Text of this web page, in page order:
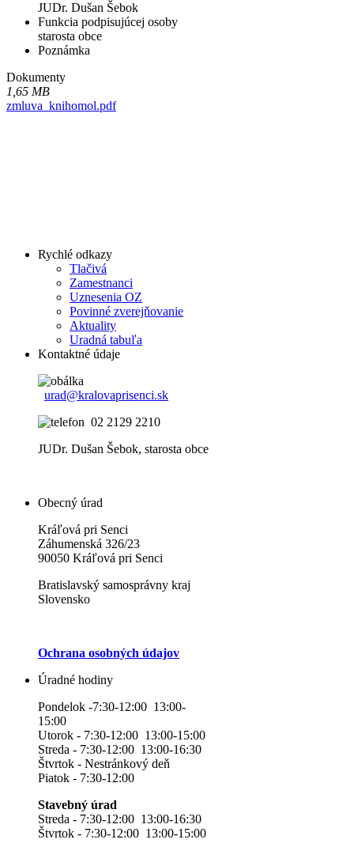
JUDr. Dušan Šebok
Funkcia podpisujúcej osoby
starosta obce
Poznámka
Dokumenty
1,65 MB
zmluva_knihomol.pdf
Rychlé odkazy
Tlačivá
Zamestnanci
Uznesenia OZ
Povinné zverejňovanie
Aktuality
Uradná tabuľa
Kontaktné údaje
urad@kralovaprisenci.sk
02 2129 2210
JUDr. Dušan Šebok, starosta obce
Obecný úrad
Kráľová pri Senci
Záhumenská 326/23
90050 Kráľová pri Senci
Bratislavský samosprávny kraj
Slovensko
Ochrana osobných údajov
Úradné hodiny
Pondelok -7:30-12:00 13:00-
15:00
Utorok - 7:30-12:00 13:00-15:00
Streda - 7:30-12:00 13:00-16:30
Štvrtok - Nestránkový deň
Piatok - 7:30-12:00
Stavebný úrad
Streda - 7:30-12:00 13:00-16:30
Štvrtok - 7:30-12:00 13:00-15:00